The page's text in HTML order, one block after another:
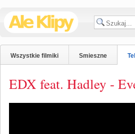
Wszystkie filmiki Smieszne
EDX feat. Hadley -